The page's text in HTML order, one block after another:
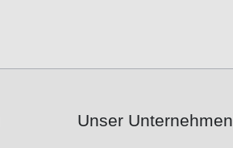
Unser Unternehmen